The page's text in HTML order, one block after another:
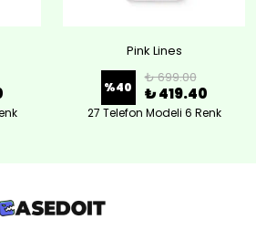
Pink Lines
%40
₺ 699.00
₺ 419.40
27 Telefon Modeli 6 Renk